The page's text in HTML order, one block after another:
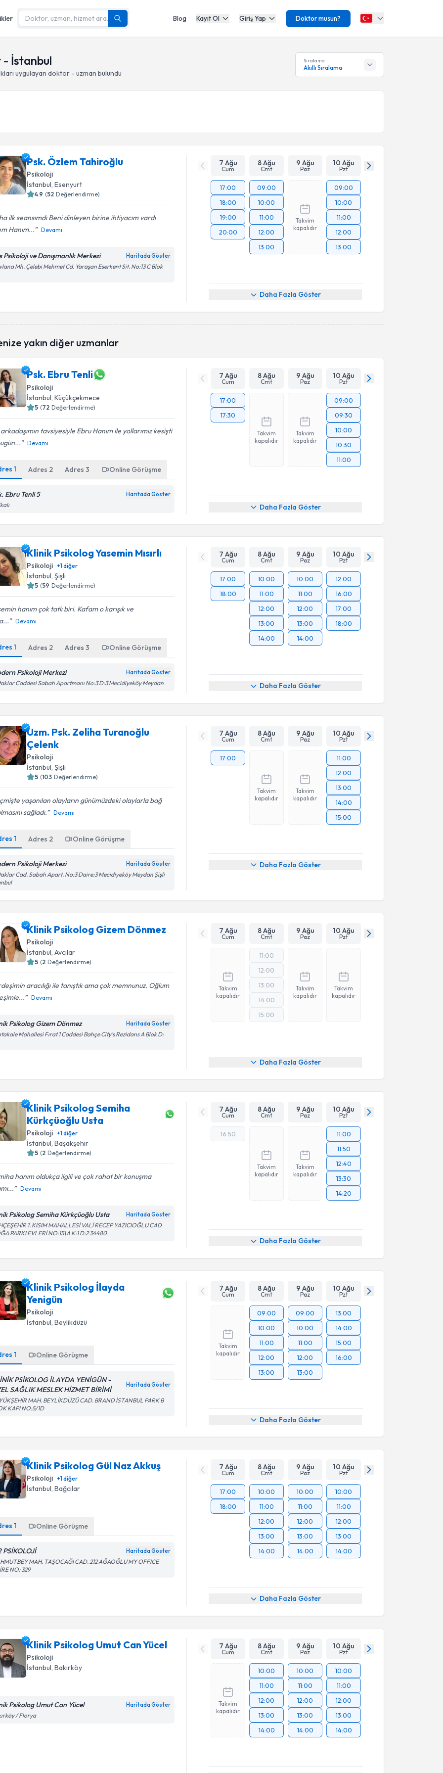
Blog Kayıt Ol Giriş Yap Doktor musun?
- İstanbul
uygulayan doktor - uzman bulundu
Sıralama
Akıllı Sıralama
Psk. Özlem Tahiroğlu
Psikoloji
İstanbul, Esenyurt
4.9 (52 Değerlendirme)
ilk seansımdı Beni dinleyen birine ihtiyacım vardı
Hanım...
Devamı
Psikoloji ve Danışmanlık Merkezi Haritada Göster
Mh. Çelebi Mehmet Cd. Yaraşan Eserkent Sit. No:13 C Blok
7 Ağu
Cum
8 Ağu
Cmt
9 Ağu
Paz
10 Ağu
Pzt
17:00
18:00
19:00
20:00
09:00
10:00
11:00
12:00
13:00
Takvim
kapalıdır
09:00
10:00
11:00
12:00
13:00
Daha Fazla Göster
yakın diğer uzmanlar
Psk. Ebru Tenli
Psikoloji
İstanbul , Küçükçekmece
5 (72 Değerlendirme)
tavsiyesiyle Ebru Hanım ile yollarımız kesişti
Devamı
1 Adres 2 Adres3 Online Görüşme
Ebru Tenli 5 Haritada Göster
7 Ağu
Cum
8 Ağu
Cmt
9 Ağu
Paz
10 Ağu
Pzt
17:00
17:30
Takvim
kapalıdır
Takvim
kapalıdır
09:00
09:30
10:00
10:30
11:00
Daha Fazla Göster
Klinik Psikolog Yasemin Mısırlı
Psikoloji +1diğer
İstanbul, Şişli
5 (59 Değerlendirme)
hanım çok tatlı biri. Kafam o karışık ve
Devamı
1 Adres 2 Adres3 Online Görüşme
Psikoloji Merkezi Haritada Göster
Caddesi Sabah Apartmanı No:3 D:3 Mecidiyeköy Meydan
7 Ağu
Cum
8 Ağu
Cmt
9 Ağu
Paz
10 Ağu
Pzt
17:00
18:00
10:00
11:00
12:00
13:00
14:00
10:00
11:00
12:00
13:00
14:00
12:00
16:00
17:00
18:00
Daha Fazla Göster
Uzm. Psk. Zeliha Turanoğlu
Çelenk
Psikoloji
İstanbul , Şişli
5 (103 Değerlendirme)
yaşanılan olayların günümüzdeki olaylarla bağ
sağladı.
Devamı
1 Adres 2 Online Görüşme
Psikoloji Merkezi Haritada Göster
Cad. Sabah Apart. No:3 Daire:3 Mecidiyeköy Meydan Şişli
7 Ağu
Cum
8 Ağu
Cmt
9 Ağu
Paz
10 Ağu
Pzt
17:00
Takvim
kapalıdır
Takvim
kapalıdır
11:00
12:00
13:00
14:00
15:00
Daha Fazla Göster
Klinik Psikolog Gizem Dönmez
Psikoloji
İstanbul , Avcılar
5 (2 Değerlendirme)
aracılığı ile tanıştık ama çok memnunuz. Oğlum
Devamı
Psikolog Gizem Dönmez Haritada Göster
Mahallesi Fırat 1 Caddesi Bahçe City's Rezidans A Blok D:
7 Ağu
Cum
8 Ağu
Cmt
9 Ağu
Paz
10 Ağu
Pzt
Takvim
kapalıdır
11:00
12:00
13:00
14:00
15:00
Takvim
kapalıdır
Takvim
kapalıdır
Daha Fazla Göster
Klinik Psikolog Semiha
Kürkçüoğlu Usta
Psikoloji +1diğer
İstanbul, Başakşehir
5 (2 Değerlendirme)
hanım oldukça ilgili ve çok rahat bir konuşma
Devamı
Psikolog Semiha Kürkçüoğlu Usta Haritada Göster
1. KISIM MAHALLESİ VALİ RECEP YAZICIOĞLU CAD
PARKI EVLERİ NO:15\A K:1 D:2 34480
7 Ağu
Cum
8 Ağu
Cmt
9 Ağu
Paz
10 Ağu
Pzt
16:50
Takvim
kapalıdır
Takvim
kapalıdır
11:00
11:50
12:40
13:30
14:20
Daha Fazla Göster
Klinik Psikolog İlayda
Yenigün
Psikoloji
İstanbul , Beylikdüzü
1 Online Görüşme
PSİKOLOG İLAYDA YENİGÜN -
SAĞLIK MESLEK HİZMET BİRİMİ
Haritada Göster
MAH. BEYLİKDÜZÜ CAD. BRAND İSTANBUL PARK B
KAPI NO:5/1D
7 Ağu
Cum
8 Ağu
Cmt
9 Ağu
Paz
10 Ağu
Pzt
Takvim
kapalıdır
09:00
10:00
11:00
12:00
13:00
09:00
10:00
11:00
12:00
13:00
13:00
14:00
15:00
16:00
Daha Fazla Göster
Klinik Psikolog Gül Naz Akkuş
Psikoloji +1diğer
İstanbul, Bağcılar
1 Online Görüşme
PSİKOLOJİ Haritada Göster
MAH. TAŞOCAĞI CAD. 212 AĞAOĞLU MY OFFICE
NO: 329
7 Ağu
Cum
8 Ağu
Cmt
9 Ağu
Paz
10 Ağu
Pzt
17:00
18:00
10:00
11:00
12:00
13:00
14:00
10:00
11:00
12:00
13:00
14:00
10:00
11:00
12:00
13:00
14:00
Daha Fazla Göster
Klinik Psikolog Umut Can Yücel
Psikoloji
İstanbul , Bakırköy
Psikolog Umut Can Yücel Haritada Göster
/ Florya
7 Ağu
Cum
8 Ağu
Cmt
9 Ağu
Paz
10 Ağu
Pzt
Takvim
kapalıdır
10:00
11:00
12:00
13:00
14:00
10:00
11:00
12:00
13:00
14:00
10:00
11:00
12:00
13:00
14:00